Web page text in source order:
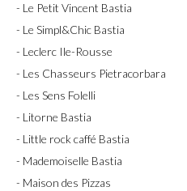
- Le Petit Vincent Bastia
- Le Simpl&Chic Bastia
- Leclerc Ile-Rousse
- Les Chasseurs Pietracorbara
- Les Sens Folelli
- Litorne Bastia
- Little rock caffé Bastia
- Mademoiselle Bastia
- Maison des Pizzas